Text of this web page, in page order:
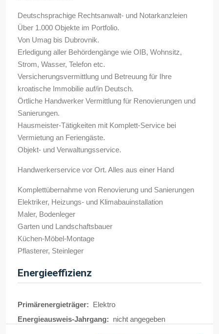
Deutschsprachige Rechtsanwalt- und Notarkanzleien
Über 1.000 Objekte im Portfolio.
Von Umag bis Dubrovnik.
Erledigung aller Behördengänge wie OIB, Wohnsitz,
Strom, Wasser, Telefon etc.
Versicherungsvermittlung und Betreuung für Ihre
kroatische Immobilie auf/in Deutsch.
Örtliche Handwerker Vermittlung für Renovierungen und
Sanierungen.
Hausmeister-Tätigkeiten mit Komplett-Service bei
Vermietung an Feriengäste.
Objekt- und Verwaltungsservice.
Handwerkerservice vor Ort. Alles aus einer Hand
Komplettübernahme von Renovierung und Sanierungen
Elektriker, Heizungs- und Klimabauinstallation
Maler, Bodenleger
Garten und Landschaftsbauer
Küchen-Möbel-Montage
Pflasterer, Steinleger
Energieeffizienz
Primärenergieträger: Elektro
Energieausweis-Jahrgang: nicht angegeben